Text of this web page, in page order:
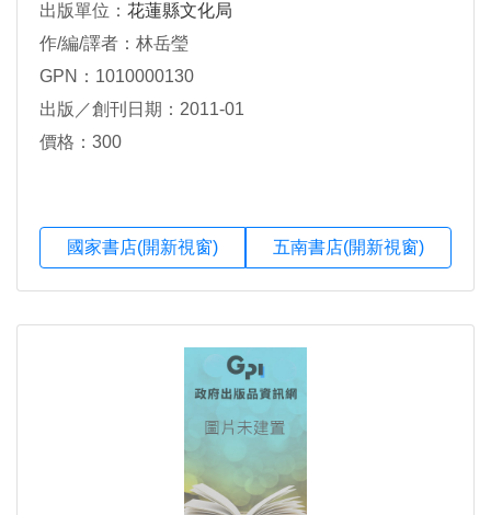
出版單位： 花蓮縣文化局
作/編/譯者：林岳瑩
GPN：1010000130
出版／創刊日期：2011-01
價格：300
國家書店(開新視窗) 五南書店(開新視窗)